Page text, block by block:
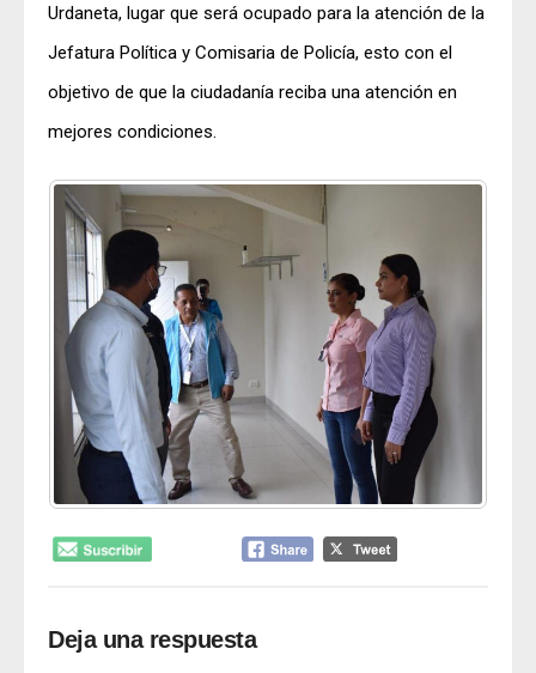
Urdaneta, lugar que será ocupado para la atención de la
Jefatura Política y Comisaria de Policía, esto con el
objetivo de que la ciudadanía reciba una atención en
mejores condiciones.
Deja una respuesta